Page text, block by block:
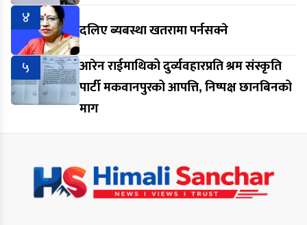
४
दलिए ब्यबस्था खतरामा पर्नसक्ने
५
आरेन राईमाथिको दुर्व्यवहारप्रति श्रम संस्कृति
पार्टी मकवानपुरको आपत्ति, निष्पक्ष छानबिनको
माग